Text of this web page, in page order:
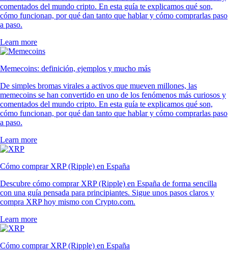
comentados del mundo cripto. En esta guía te explicamos qué son,
cómo funcionan, por qué dan tanto que hablar y cómo comprarlas paso
a paso.
Learn more
Memecoins: definición, ejemplos y mucho más
De simples bromas virales a activos que mueven millones, las
memecoins se han convertido en uno de los fenómenos más curiosos y
comentados del mundo cripto. En esta guía te explicamos qué son,
cómo funcionan, por qué dan tanto que hablar y cómo comprarlas paso
a paso.
Learn more
Cómo comprar XRP (Ripple) en España
Descubre cómo comprar XRP (Ripple) en España de forma sencilla
con una guía pensada para principiantes. Sigue unos pasos claros y
compra XRP hoy mismo con Crypto.com.
Learn more
Cómo comprar XRP (Ripple) en España